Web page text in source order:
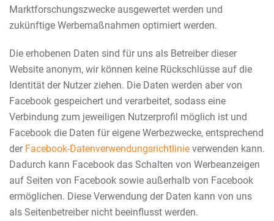
Marktforschungszwecke ausgewertet werden und
zukünftige Werbemaßnahmen optimiert werden.
Die erhobenen Daten sind für uns als Betreiber dieser
Website anonym, wir können keine Rückschlüsse auf die
Identität der Nutzer ziehen. Die Daten werden aber von
Facebook gespeichert und verarbeitet, sodass eine
Verbindung zum jeweiligen Nutzerprofil möglich ist und
Facebook die Daten für eigene Werbezwecke, entsprechend
der Facebook-Datenverwendungsrichtlinie verwenden kann.
Dadurch kann Facebook das Schalten von Werbeanzeigen
auf Seiten von Facebook sowie außerhalb von Facebook
ermöglichen. Diese Verwendung der Daten kann von uns
als Seitenbetreiber nicht beeinflusst werden.